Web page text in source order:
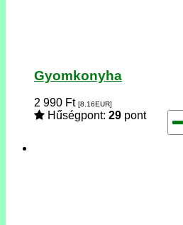
Gyomkonyha
2 990 Ft [8.16EUR]
Hűségpont: 29 pont